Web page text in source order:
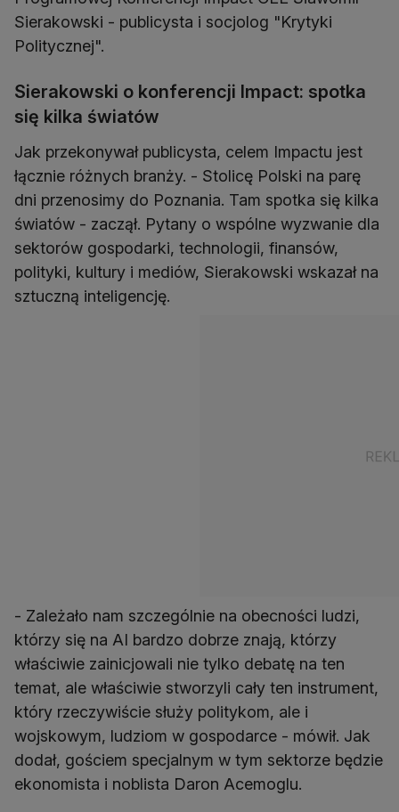
Sierakowski - publicysta i socjolog "Krytyki
Politycznej".
Sierakowski o konferencji Impact: spotka
się kilka światów
Jak przekonywał publicysta, celem Impactu jest
łącznie różnych branży. - Stolicę Polski na parę
dni przenosimy do Poznania. Tam spotka się kilka
światów - zaczął. Pytany o wspólne wyzwanie dla
sektorów gospodarki, technologii, finansów,
polityki, kultury i mediów, Sierakowski wskazał na
sztuczną inteligencję.
- Zależało nam szczególnie na obecności ludzi,
którzy się na AI bardzo dobrze znają, którzy
właściwie zainicjowali nie tylko debatę na ten
temat, ale właściwie stworzyli cały ten instrument,
który rzeczywiście służy politykom, ale i
wojskowym, ludziom w gospodarce - mówił. Jak
dodał, gościem specjalnym w tym sektorze będzie
ekonomista i noblista Daron Acemoglu.